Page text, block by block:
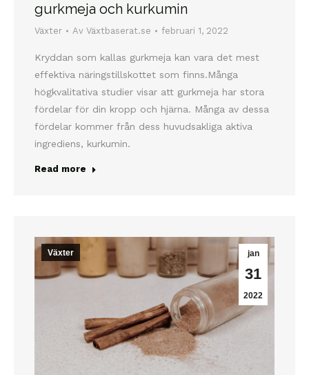
gurkmeja och kurkumin
Växter Av Växtbaserat.se februari 1, 2022
Kryddan som kallas gurkmeja kan vara det mest
effektiva näringstillskottet som finns.Många
högkvalitativa studier visar att gurkmeja har stora
fördelar för din kropp och hjärna. Många av dessa
fördelar kommer från dess huvudsakliga aktiva
ingrediens, kurkumin.
Read more
jan
31
2022
Växter